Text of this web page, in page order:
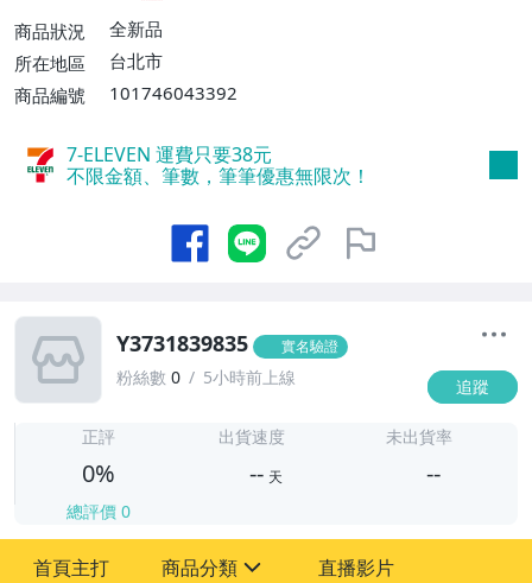
商品狀況
全新品
所在地區
台北市
商品編號
101746043392
7-ELEVEN 運費只要38元
不限金額、筆數，筆筆優惠無限次！
Y3731839835 實名驗證
粉絲數 0 5小時前上線 追蹤
正評
0%
總評價 0
出貨速度
-- 天
未出貨率
--
首頁主打 商品分類 直播影片